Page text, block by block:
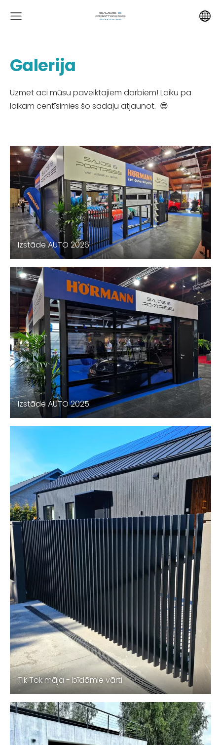
Galerija
Uzmet aci mūsu paveiktajiem darbiem! Laiku pa
laikam centīsimies šo sadaļu atjaunot. 😎
Izstāde AUTO 2026
Izstāde AUTO 2025
Tik Tok māja - bīdāmie vārti